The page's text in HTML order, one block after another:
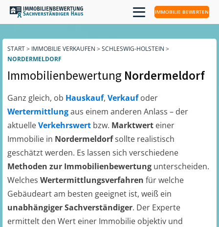
IMMOBILIE BEWERTEN
START> IMMOBILIE VERKAUFEN > SCHLESWIG-HOLSTEIN >
NORDERMELDORF
Immobilienbewertung Nordermeldorf
Ganz gleich, ob Hauskauf, Verkaufoder
Wertermittlungaus einem anderen Anlass – der
aktuelleVerkehrswert bzw. Marktwert einer
Immobilie in Nordermeldorfsollte realistisch
geschätzt werden. Es lassen sich verschiedene
Methoden zur Immobilienbewertung unterscheiden.
Welches Wertermittlungsverfahren für welche
Gebäudeart am besten geeignet ist, weiß ein
unabhängiger Sachverständiger. Der Experte
ermittelt den Wert einer Immobilie objektiv und